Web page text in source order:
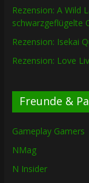
Rezension: A Wild
schwarzgeflügelte
Rezension: Isekai
Rezension: Love
Freunde &
Gameplay Gamers
NMag
N Insider